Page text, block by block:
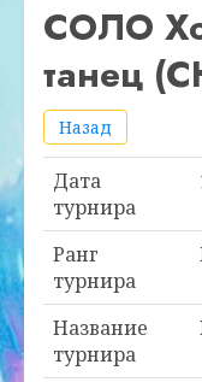
СОЛО
танец
Назад
Дата
турнира
Ранг
турнира
Название
турнира